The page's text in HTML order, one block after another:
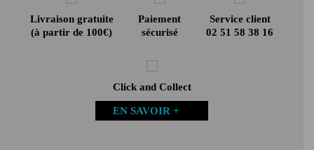
Livraison gratuite
(à partir de 100€)
Paiement
sécurisé
Service client
02 51 58 38 16
Click and Collect
EN SAVOIR +